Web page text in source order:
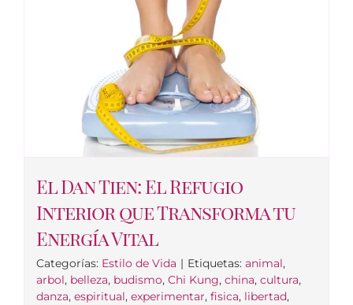
El Dan Tien: El Refugio
Interior que Transforma tu
Energía Vital
Categorías: Estilo de Vida | Etiquetas: animal,
arbol, belleza, budismo, Chi Kung, china, cultura,
danza, espiritual, experimentar, fisica, libertad,